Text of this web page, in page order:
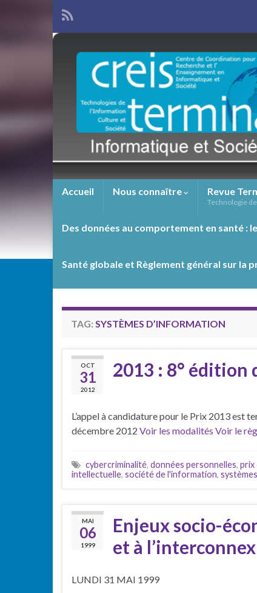
Accueil Nous connaître Revue
Technologie
Des données au comportement en santé
Santé globale et Règlement général sur la
TAG: SYSTÈMES D’INFORMATION
OCT
31
2012
2013 : 8° édition
L’appel à candidature pour le Prix 2013 est
décembre 2012 Voir les modalités Voir le
cybercriminalité, données personnelles, prix
intellectuelle, société de l'information,
MAI
06
1999
Enjeux socio-
et à
LUNDI 31 MAI 1999